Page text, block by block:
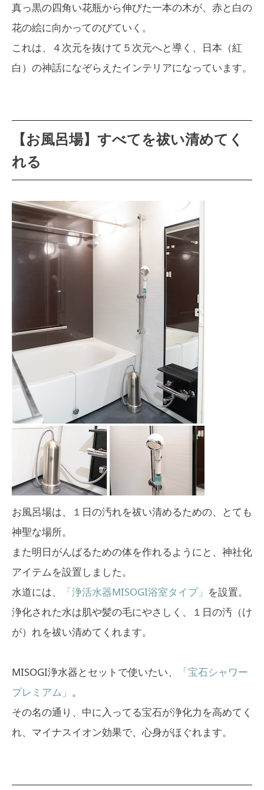
真っ黒の四角い花瓶から伸びた一本の木が、赤と白の
花の絵に向かってのびていく。
これは、４次元を抜けて５次元へと導く、日本（紅
白）の神話になぞらえたインテリアになっています。
【お風呂場】すべてを祓い清めてく
れる
お風呂場は、１日の汚れを祓い清めるための、とても
神聖な場所。
また明日がんばるための体を作れるようにと、神社化
アイテムを設置しました。
水道には、
「浄活水器MISOGI浴室タイプ」 を設置。
浄化された水は肌や髪の毛にやさしく、１日の汚（け
が）れを祓い清めてくれます。
MISOGI浄水器とセットで使いたい、
「宝石シャワー
プレミアム」 。
その名の通り、中に入ってる宝石が浄化力を高めてく
れ、マイナスイオン効果で、心身がほぐれます。